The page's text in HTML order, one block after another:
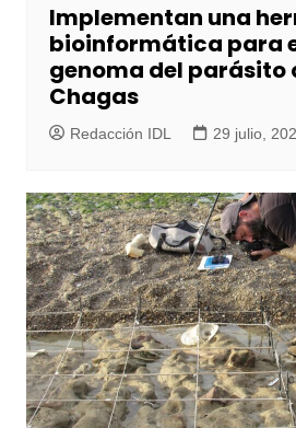
Implementan una
bioinformática para
genoma del parásito
Chagas
Redacción IDL 29 julio,